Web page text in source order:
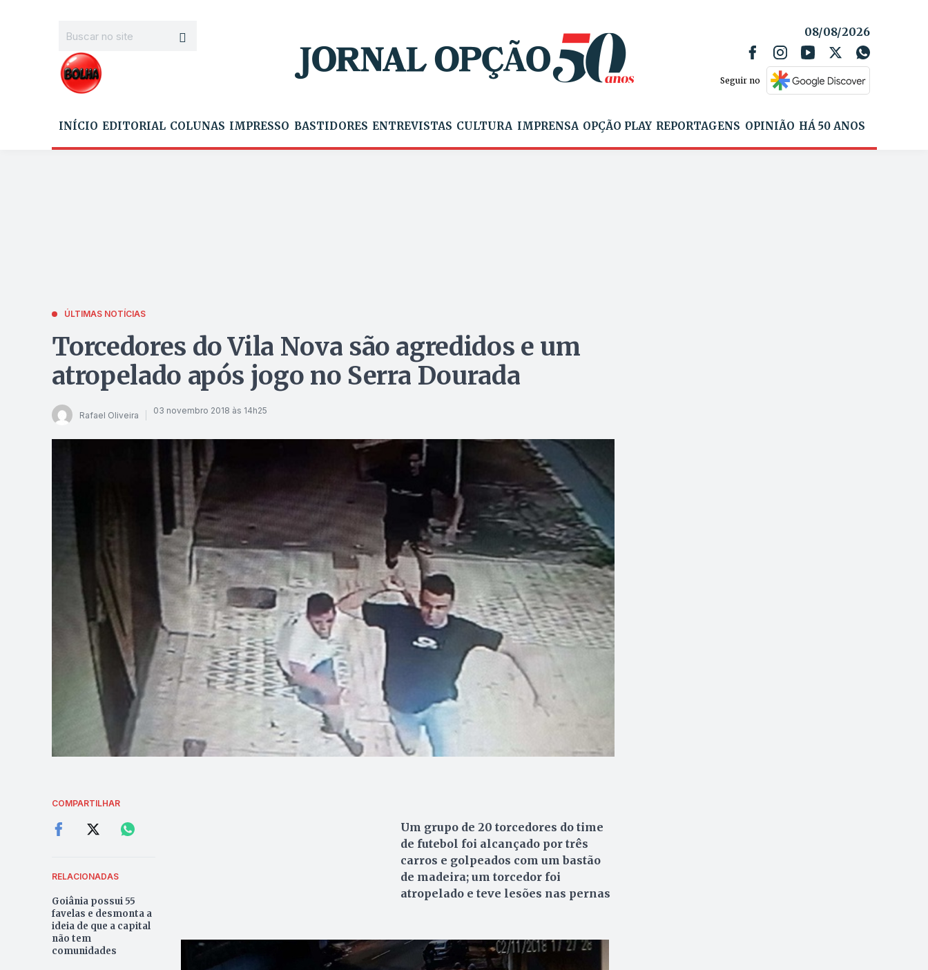
08/08/2026
Seguir no
INÍCIO EDITORIAL COLUNAS IMPRESSO BASTIDORES ENTREVISTAS CULTURA IMPRENSA OPÇÃO PLAY REPORTAGENS OPINIÃO HÁ 50 ANOS
ÚLTIMAS NOTÍCIAS
Torcedores do Vila Nova são agredidos e um
atropelado após jogo no Serra Dourada
Rafael Oliveira 03 novembro 2018 às 14h25
COMPARTILHAR
RELACIONADAS
Goiânia possui 55
favelas e desmonta a
ideia de que a capital
não tem
comunidades
Um grupo de 20 torcedores do time
de futebol foi alcançado por três
carros e golpeados com um bastão
de madeira; um torcedor foi
atropelado e teve lesões nas pernas